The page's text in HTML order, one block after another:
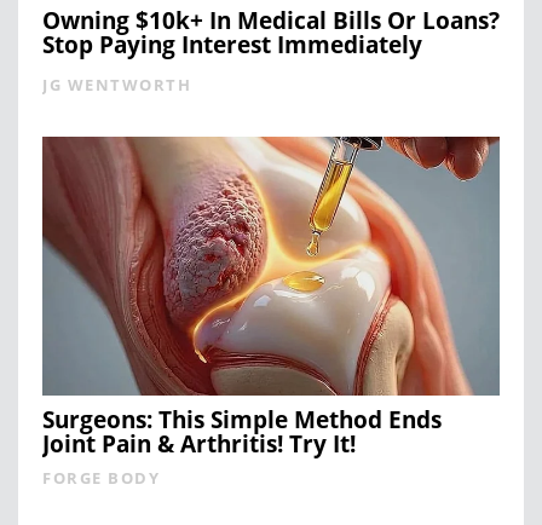
Owning $10k+ In Medical Bills Or Loans?
Stop Paying Interest Immediately
JG WENTWORTH
Surgeons: This Simple Method Ends
Joint Pain & Arthritis! Try It!
FORGE BODY